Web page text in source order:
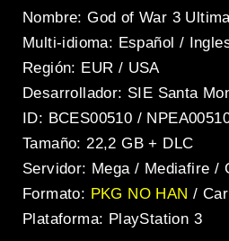
Nombre: God of War 3
Multi-idioma: Español /
Región: EUR / USA
Desarrollador: SIE Santa
ID: BCES00510 /
Tamaño: 22,2 GB + DLC
Servidor: Mega / Mediafire /
Formato: PKG NO HAN/
Plataforma: PlayStation 3